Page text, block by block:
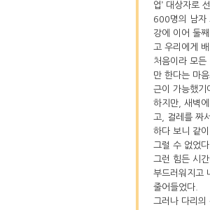
업’ 대상자로
600명의 남자
강에 이어 둘
고 우리에게
처음이라 모
만 한다는 마
근이 가능했기
하지만, 새벽
고, 걸레를 짜
하다 보니 같
그럴 수 없었다.
그런 힘든 시
부드러워지고
줄어들었다.
그러나 다리의